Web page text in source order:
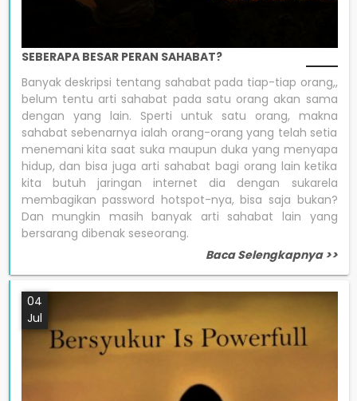
SEBERAPA BESAR PERAN SAHABAT?
Banyak deskripsi tentang sahabat pada tiap-tiap orang,,
belum tentu arti sahabat pada satu orang akan sama
dengan yang lain. Sperti untuk satu orang, makna
sahabat sebenarnya ialah orang-orang yang telah setia
menemani kita saat suka maupun duka yang menyapa
hidup, dan bisa juga arti sahabat bagi orang lain ketika
kita butuh jaringan internet dia dengan sukarela
membagikan password hotspot-nya, bisa saja bukan?
Dan mungkin masih banyak arti sahabat lain yang
bersarang dibenak seseorang.
Baca Selengkapnya >>
04
Jul